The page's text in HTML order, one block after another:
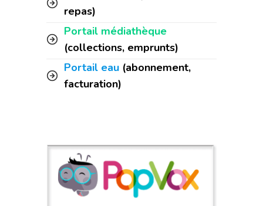
repas)
Portail médiathèque
(collections, emprunts)
Portail eau (abonnement,
facturation)